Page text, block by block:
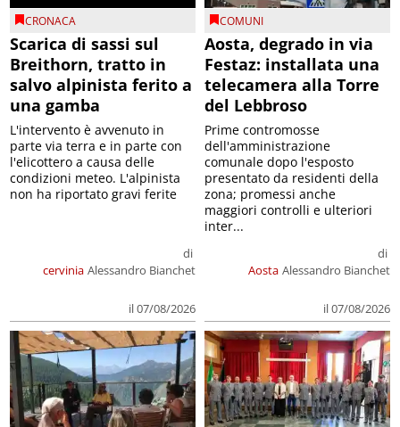
CRONACA
Scarica di sassi sul
Breithorn, tratto in
salvo alpinista ferito a
una gamba
cervinia
di
Alessandro Bianchet
il 07/08/2026
L'intervento è avvenuto in
parte via terra e in parte con
l'elicottero a causa delle
condizioni meteo. L'alpinista
non ha riportato gravi ferite
COMUNI
Aosta, degrado in via
Festaz: installata una
telecamera alla Torre
del Lebbroso
Aosta
di
Alessandro Bianchet
il 07/08/2026
Prime contromosse
dell'amministrazione
comunale dopo l'esposto
presentato da residenti della
zona; promessi anche
maggiori controlli e ulteriori
inter...